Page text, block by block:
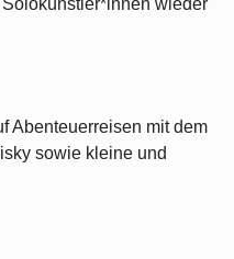
Abenteuerreisen mit dem
sowie kleine und